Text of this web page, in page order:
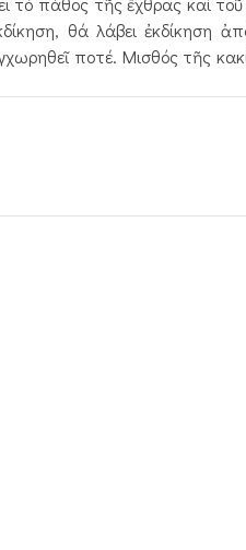
θά λάβει
ποτέ. Μισθός τῆς